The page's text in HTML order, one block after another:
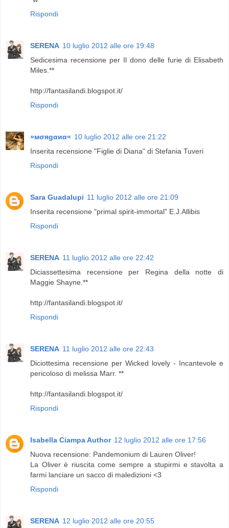
Rispondi
SERENA 10 luglio 2012 alle ore 19:48
Sedicesima recensione per Il dono delle furie di Elisabeth
Miles.**
http://fantasilandi.blogspot.it/
Rispondi
»мσяgαиα« 10 luglio 2012 alle ore 21:22
Inserita recensione "Figlie di Diana" di Stefania Tuveri
Rispondi
Sara Guadalupi 11 luglio 2012 alle ore 21:09
Inserita recensione "primal spirit-immortal" E.J.Allibis
Rispondi
SERENA 11 luglio 2012 alle ore 22:42
Diciassettesima recensione per Regina della notte di
Maggie Shayne.**
http://fantasilandi.blogspot.it/
Rispondi
SERENA 11 luglio 2012 alle ore 22:43
Diciottesima recensione per Wicked lovely - Incantevole e
pericoloso di melissa Marr. **
http://fantasilandi.blogspot.it/
Rispondi
Isabella Ciampa Author 12 luglio 2012 alle ore 17:56
Nuova recensione: Pandemonium di Lauren Oliver!
La Oliver è riuscita come sempre a stupirmi e stavolta a
farmi lanciare un sacco di maledizioni <3
Rispondi
SERENA 12 luglio 2012 alle ore 20:55